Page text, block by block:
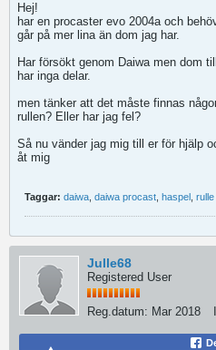
Hej!
har en procaster evo 2004a och
går på mer lina än dom jag har.
Har försökt genom Daiwa men dom
har inga delar.
men tänker att det måste finnas
rullen? Eller har jag fel?
Så nu vänder jag mig till er för hjälp
åt mig
Taggar: daiwa daiwa procast haspel rulle
Julle68
Registered User
Reg.datum: Mar 2018